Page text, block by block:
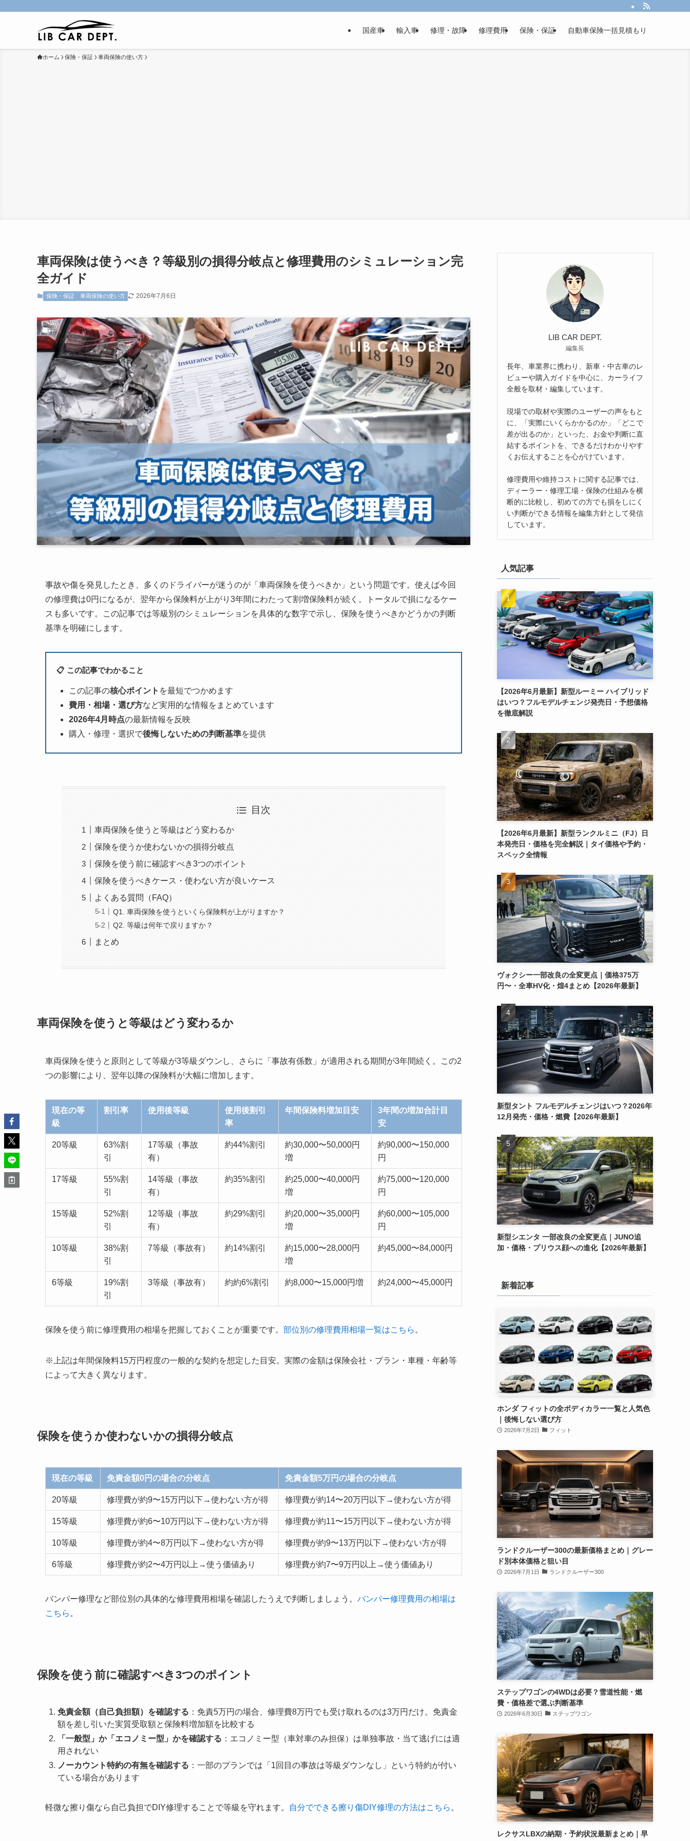
国産車 輸入車 修理・故障 修理費用 保険・保証 自動車保険一括見積もり
ホーム 保険・保証 車両保険の使い方
車両保険は使うべき？等級別の損得分岐点と修理費用のシミュレーション完
全ガイド
保険・保証 車両保険の使い方 2026年7月6日
事故や傷を発見したとき、多くのドライバーが迷うのが「車両保険を使うべきか」という問題です。使えば今回
の修理費は0円になるが、翌年から保険料が上がり3年間にわたって割増保険料が続く。トータルで損になるケー
スも多いです。この記事では等級別のシミュレーションを具体的な数字で示し、保険を使うべきかどうかの判断
基準を明確にします。
📋 この記事でわかること
この記事の核心ポイント を最短でつかめます
費用・相場・選び方など実用的な情報をまとめています
2026年4月時点の最新情報を反映
購入・修理・選択で後悔しないための判断基準を提供
目次
車両保険を使うと等級はどう変わるか
保険を使うか使わないかの損得分岐点
保険を使う前に確認すべき3つのポイント
保険を使うべきケース・使わない方が良いケース
よくある質問（FAQ）
Q1. 車両保険を使うといくら保険料が上がりますか？
Q2. 等級は何年で戻りますか？
まとめ
車両保険を使うと等級はどう変わるか
車両保険を使うと原則として等級が3等級ダウンし、さらに「事故有係数」が適用される期間が3年間続く。この2
つの影響により、翌年以降の保険料が大幅に増加します。
現在の等
級
割引率 使用後等級
使用後割引
率
年間保険料増加目安
3年間の増加合計目
安
20等級
63%割
引
17等級（事故
有）
約44%割引
約30,000〜50,000円
増
約90,000〜150,000
円
17等級
55%割
引
14等級（事故
有）
約35%割引
約25,000〜40,000円
増
約75,000〜120,000
円
15等級
52%割
引
12等級（事故
有）
約29%割引
約20,000〜35,000円
増
約60,000〜105,000
円
10等級
38%割
引
7等級（事故有） 約14%割引
約15,000〜28,000円
増
約45,000〜84,000円
6等級
19%割
引
3等級（事故有） 約約6%割引 約8,000〜15,000円増 約24,000〜45,000円
保険を使う前に修理費用の相場を把握しておくことが重要です。 部位別の修理費用相場一覧はこちら 。
※上記は年間保険料15万円程度の一般的な契約を想定した目安。実際の金額は保険会社・プラン・車種・年齢等
によって大きく異なります。
保険を使うか使わないかの損得分岐点
現在の等級 免責金額0円の場合の分岐点 免責金額5万円の場合の分岐点
20等級 修理費が約9〜15万円以下→使わない方が得 修理費が約14〜20万円以下→使わない方が得
15等級 修理費が約6〜10万円以下→使わない方が得 修理費が約11〜15万円以下→使わない方が得
10等級 修理費が約4〜8万円以下→使わない方が得 修理費が約9〜13万円以下→使わない方が得
6等級 修理費が約2〜4万円以上→使う価値あり 修理費が約7〜9万円以上→使う価値あり
バンパー修理など部位別の具体的な修理費用相場を確認したうえで判断しましょう。 バンパー修理費用の相場は
こちら 。
保険を使う前に確認すべき3つのポイント
免責金額（自己負担額）を確認する ：免責5万円の場合、修理費8万円でも受け取れるのは3万円だけ。免責金
額を差し引いた実質受取額と保険料増加額を比較する
「一般型」か「エコノミー型」かを確認する ：エコノミー型（車対車のみ担保）は単独事故・当て逃げには適
用されない
ノーカウント特約の有無を確認する ：一部のプランでは「1回目の事故は等級ダウンなし」という特約が付い
ている場合があります
軽微な擦り傷なら自己負担でDIY修理することで等級を守れます。 自分でできる擦り傷DIY修理の方法はこちら 。
LIB CAR DEPT.
編集長
長年、車業界に携わり、新車・中古車のレ
ビューや購入ガイドを中心に、カーライフ
全般を取材・編集しています。
現場での取材や実際のユーザーの声をもと
に、「実際にいくらかかるのか」「どこで
差が出るのか」といった、お金や判断に直
結するポイントを、できるだけわかりやす
くお伝えすることを心がけています。
修理費用や維持コストに関する記事では、
ディーラー・修理工場・保険の仕組みを横
断的に比較し、初めての方でも損をしにく
い判断ができる情報を編集方針として発信
しています。
人気記事
【2026年6月最新】新型ルーミー ハイブリッド
はいつ？フルモデルチェンジ発売日・予想価格
を徹底解説
【2026年6月最新】新型ランクルミニ（FJ）日
本発売日・価格を完全解説｜タイ価格や予約・
スペック全情報
ヴォクシー一部改良の全変更点｜価格375万
円〜・全車HV化・煌4まとめ【2026年最新】
新型タント フルモデルチェンジはいつ？2026年
12月発売・価格・燃費【2026年最新】
新型シエンタ 一部改良の全変更点｜JUNO追
加・価格・プリウス顔への進化【2026年最新】
新着記事
ホンダ フィットの全ボディカラー一覧と人気色
｜後悔しない選び方
2026年7月2日 フィット
ランドクルーザー300の最新価格まとめ｜グレー
ド別本体価格と狙い目
2026年7月1日 ランドクルーザー300
ステップワゴンの4WDは必要？雪道性能・燃
費・価格差で選ぶ判断基準
2026年6月30日 ステップワゴン
レクサスLBXの納期・予約状況最新まとめ｜早